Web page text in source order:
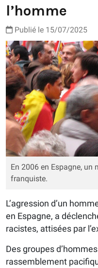
l’homme
Publié le 15/07/2025
En 2006 en Espagne,
franquiste.
L’agression d’un
en Espagne, a
racistes, attisées par
Des groupes
rassemblement